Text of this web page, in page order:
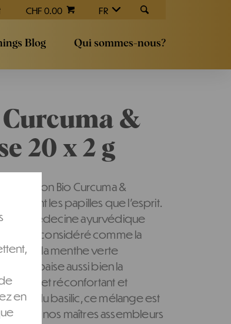
CHF 0.00 FR
Blog Qui sommes-nous?
&
20 x 2 g
infusion Bio Curcuma &
autant les papilles que l’esprit.
en médecine ayurvédique
est considéré comme la
à la menthe verte
apaise aussi bien la
à l’effet réconfortant et
et du basilic, ce mélange est
prime, nos maîtres assembleurs
en